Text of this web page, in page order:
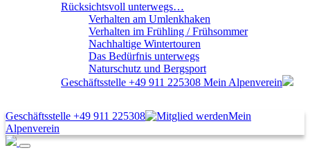
Rücksichtsvoll unterwegs…
Verhalten am Umlenkhaken
Verhalten im Frühling / Frühsommer
Nachhaltige Wintertouren
Das Bedürfnis unterwegs
Naturschutz und Bergsport
Geschäftsstelle +49 911 225308 Mein Alpenverein
Geschäftsstelle +49 911 225308
Mein
Alpenverein